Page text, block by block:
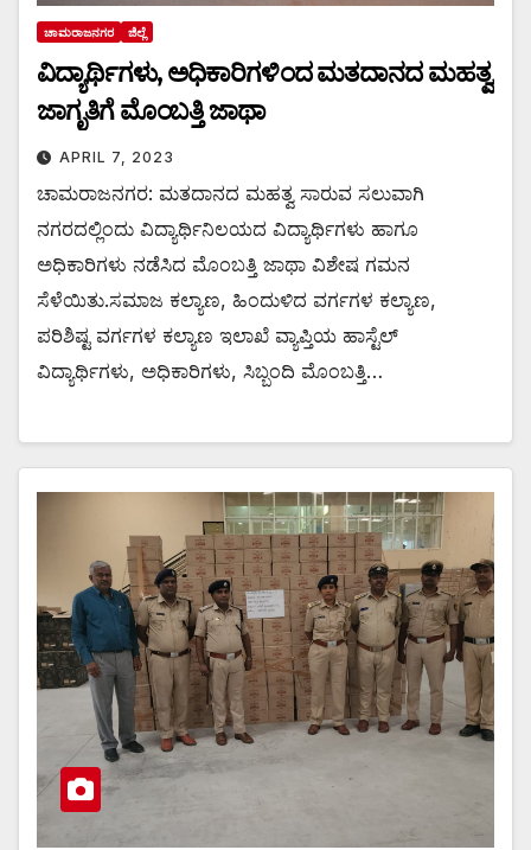
ಚಾಮರಾಜನಗರ ಜಿಲ್ಲೆ
ವಿದ್ಯಾರ್ಥಿಗಳು, ಅಧಿಕಾರಿಗಳಿಂದ ಮತದಾನದ ಮಹತ್ವ
ಜಾಗೃತಿಗೆ ಮೊಂಬತ್ತಿ ಜಾಥಾ
APRIL 7, 2023
ಚಾಮರಾಜನಗರ: ಮತದಾನದ ಮಹತ್ವ ಸಾರುವ ಸಲುವಾಗಿ
ನಗರದಲ್ಲಿಂದು ವಿದ್ಯಾರ್ಥಿನಿಲಯದ ವಿದ್ಯಾರ್ಥಿಗಳು ಹಾಗೂ
ಅಧಿಕಾರಿಗಳು ನಡೆಸಿದ ಮೊಂಬತ್ತಿ ಜಾಥಾ ವಿಶೇಷ ಗಮನ
ಸೆಳೆಯಿತು.ಸಮಾಜ ಕಲ್ಯಾಣ, ಹಿಂದುಳಿದ ವರ್ಗಗಳ ಕಲ್ಯಾಣ,
ಪರಿಶಿಷ್ಟ ವರ್ಗಗಳ ಕಲ್ಯಾಣ ಇಲಾಖೆ ವ್ಯಾಪ್ತಿಯ ಹಾಸ್ಟೆಲ್
ವಿದ್ಯಾರ್ಥಿಗಳು, ಅಧಿಕಾರಿಗಳು, ಸಿಬ್ಬಂದಿ ಮೊಂಬತ್ತಿ…